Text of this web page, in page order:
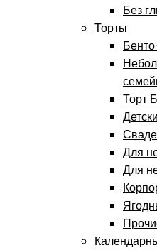
Без
Торты
Торт
Для
Для